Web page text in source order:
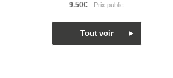
9.50€